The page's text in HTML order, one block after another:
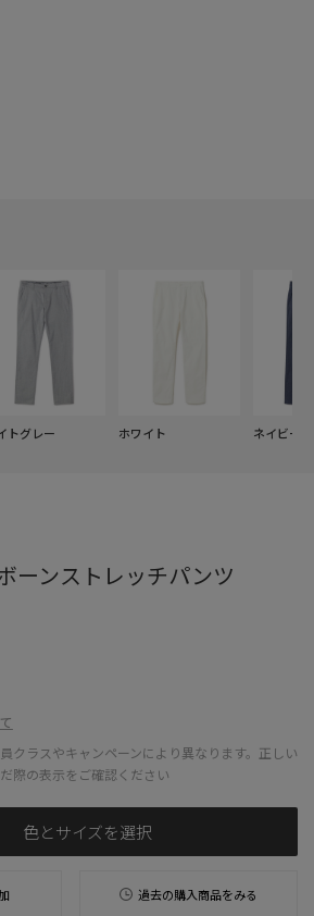
トグレー ホワイト ネイビー
ーンストレッチパンツ
クラスやキャンペーンにより異なります。正しい
際の表示をご確認ください
色とサイズを選択
過去の購入商品をみる